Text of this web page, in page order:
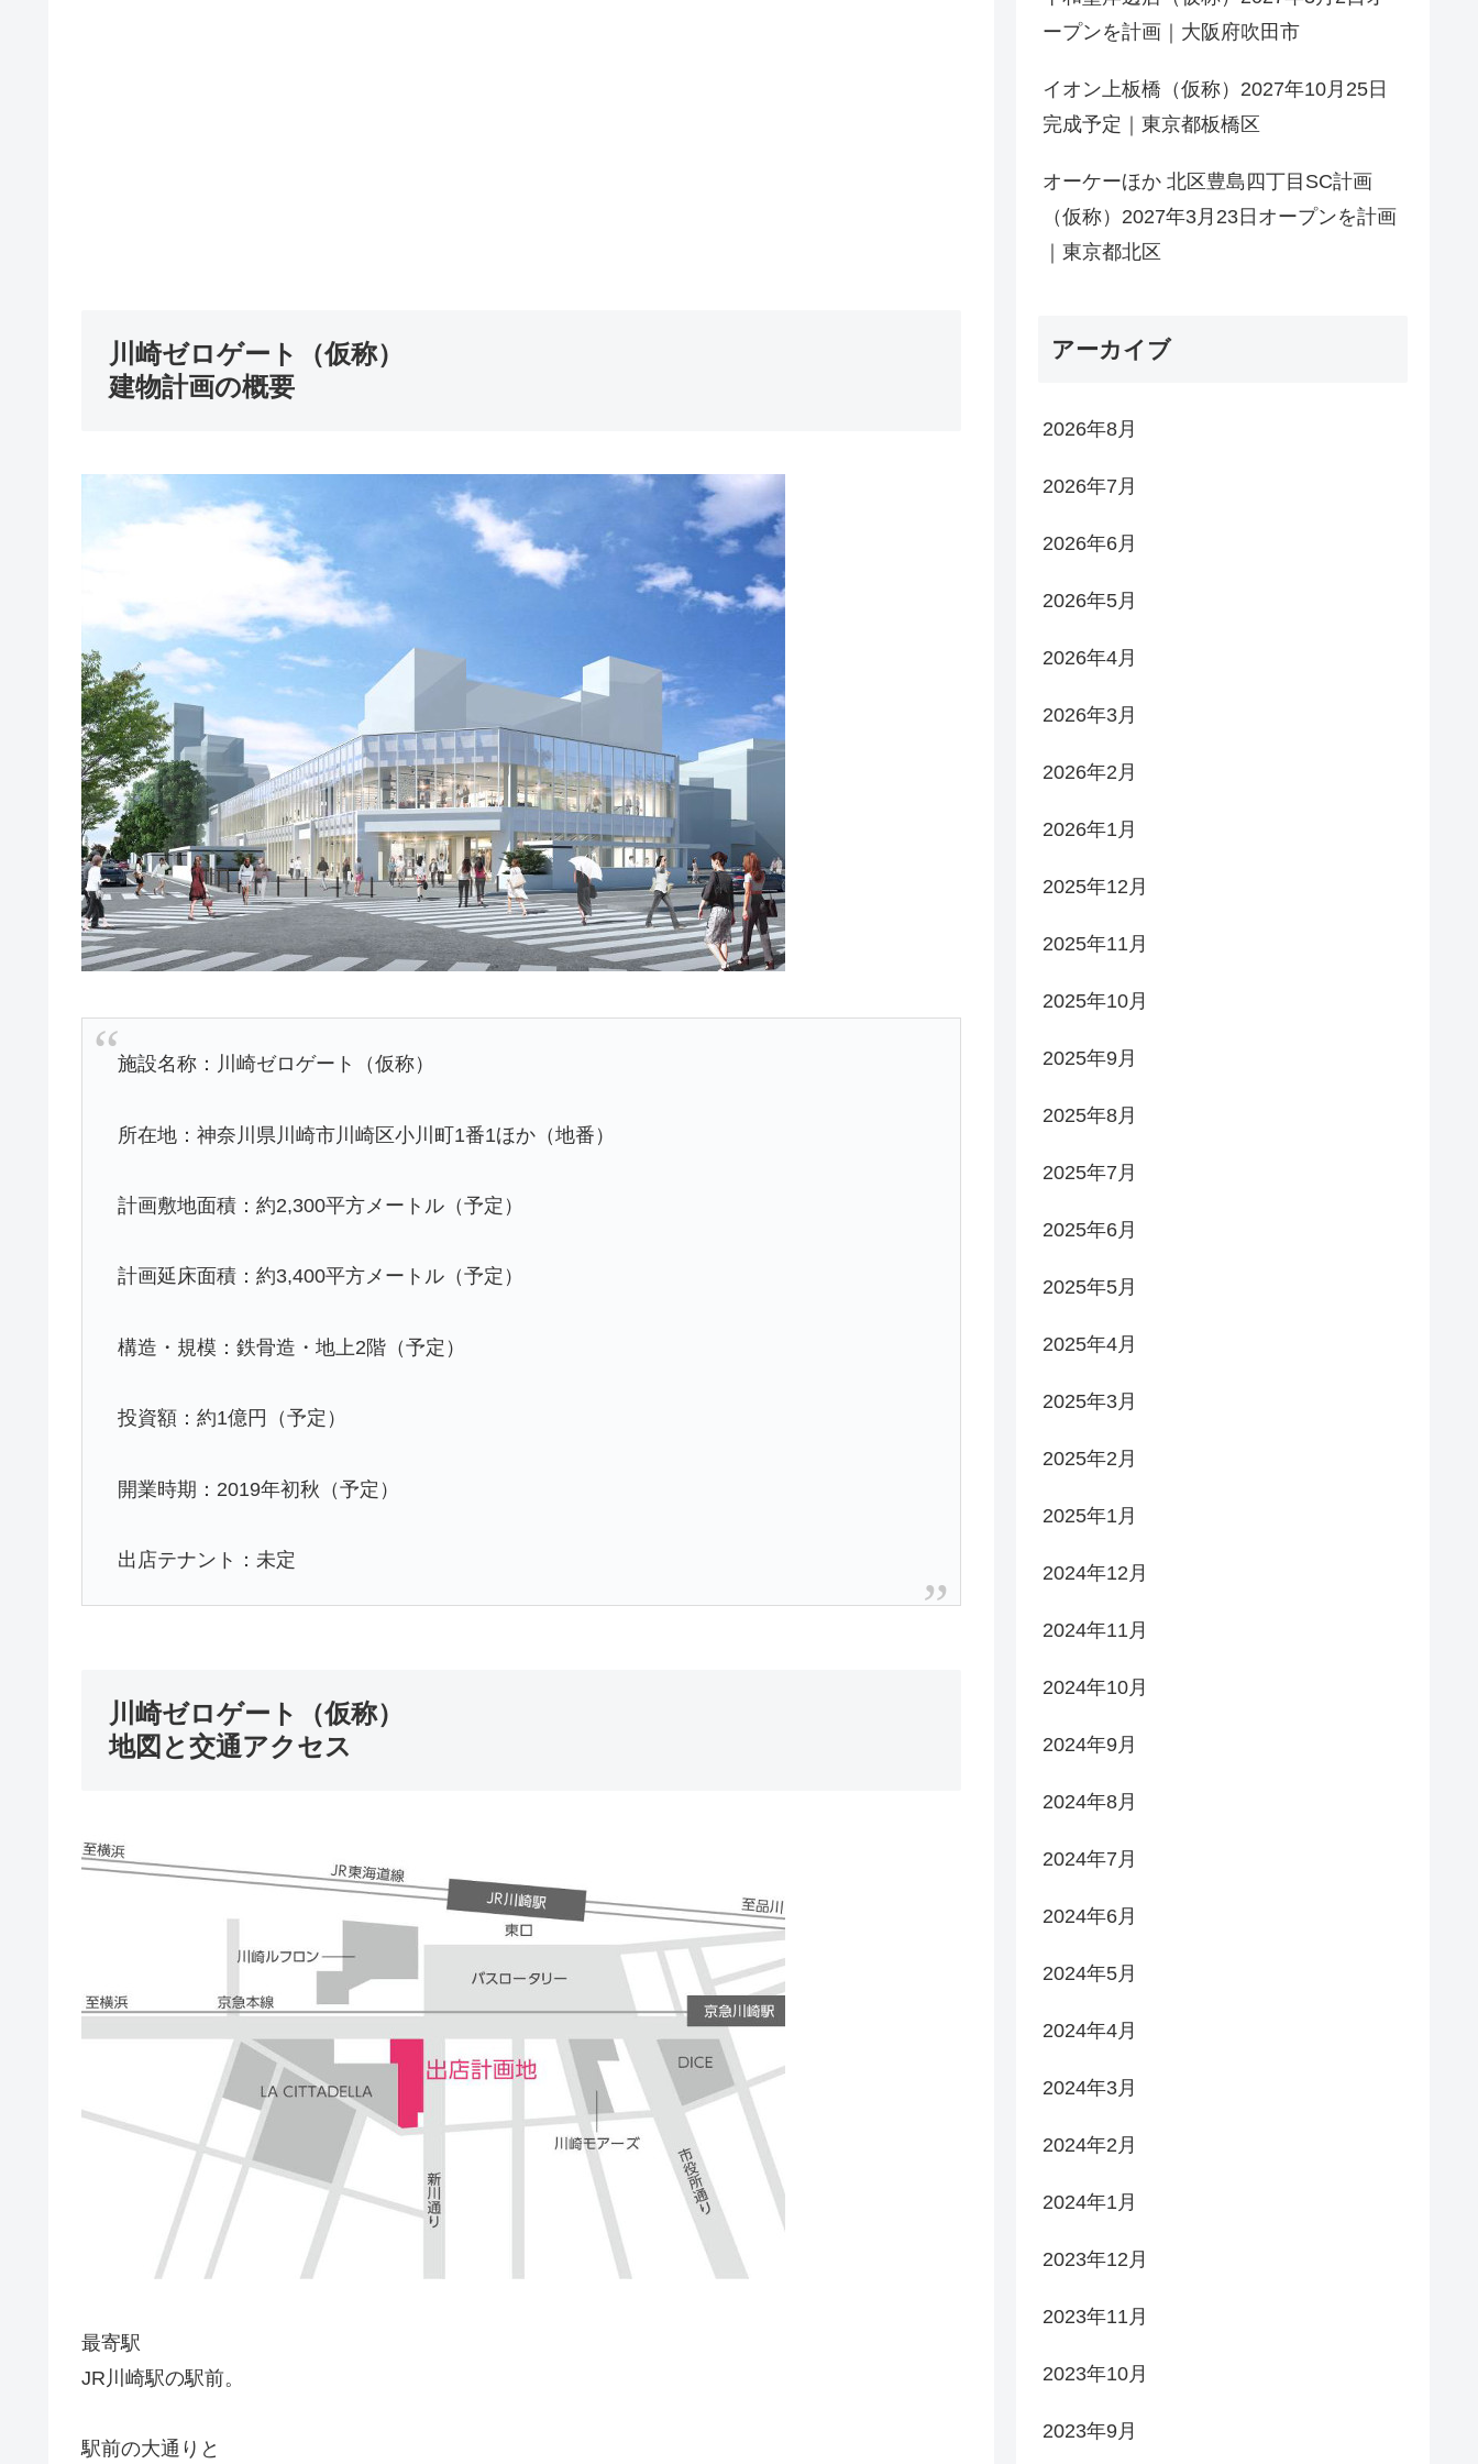
川崎ゼロゲート（仮称）
建物計画の概要
施設名称：川崎ゼロゲート（仮称）
所在地：神奈川県川崎市川崎区小川町1番1ほか（地番）
計画敷地面積：約2,300平方メートル（予定）
計画延床面積：約3,400平方メートル（予定）
構造・規模：鉄骨造・地上2階（予定）
投資額：約1億円（予定）
開業時期：2019年初秋（予定）
出店テナント：未定
川崎ゼロゲート（仮称）
地図と交通アクセス
最寄駅
JR川崎駅の駅前。
駅前の大通りと
ープンを計画｜大阪府吹田市
イオン上板橋（仮称）2027年10月25日
完成予定｜東京都板橋区
オーケーほか 北区豊島四丁目SC計画
（仮称）2027年3月23日オープンを計画
｜東京都北区
アーカイブ
2026年8月
2026年7月
2026年6月
2026年5月
2026年4月
2026年3月
2026年2月
2026年1月
2025年12月
2025年11月
2025年10月
2025年9月
2025年8月
2025年7月
2025年6月
2025年5月
2025年4月
2025年3月
2025年2月
2025年1月
2024年12月
2024年11月
2024年10月
2024年9月
2024年8月
2024年7月
2024年6月
2024年5月
2024年4月
2024年3月
2024年2月
2024年1月
2023年12月
2023年11月
2023年10月
2023年9月